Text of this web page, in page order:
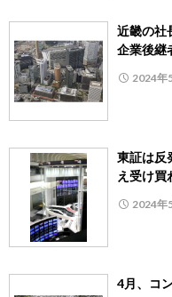
近畿の社
企業後継
2024年
東証は反
え受け買
2024年
4月、コ